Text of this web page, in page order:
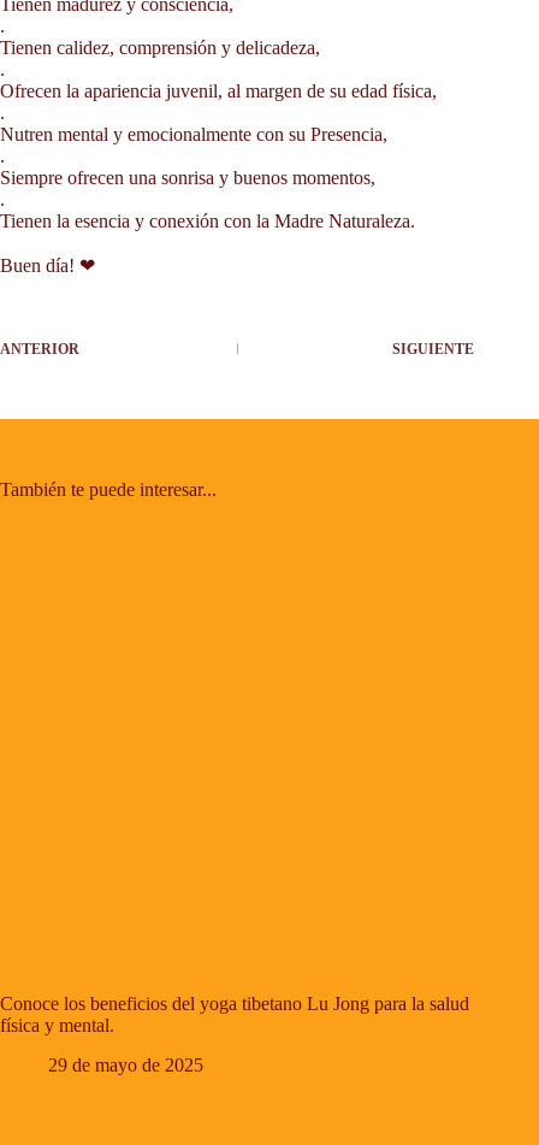
Tienen madurez y consciencia,
.
Tienen calidez, comprensión y delicadeza,
.
Ofrecen la apariencia juvenil, al margen de su edad física,
.
Nutren mental y emocionalmente con su Presencia,
.
Siempre ofrecen una sonrisa y buenos momentos,
.
Tienen la esencia y conexión con la Madre Naturaleza.
Buen día! ❤
ANTERIOR SIGUIENTE
También te puede interesar...
Conoce los beneficios del yoga tibetano Lu Jong para la salud
física y mental.
29 de mayo de 2025